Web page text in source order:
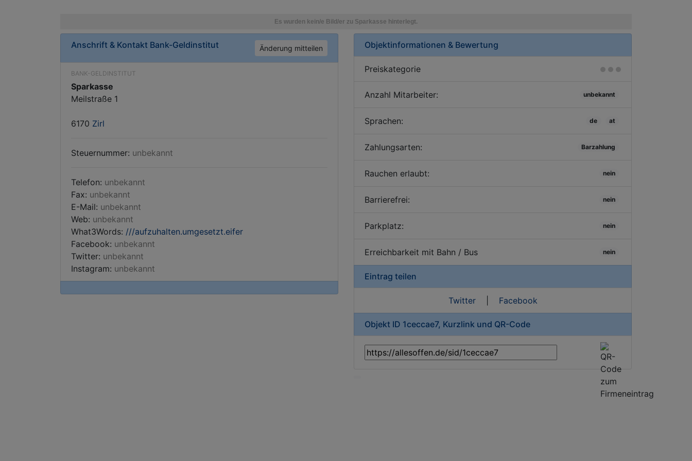
Anschrift & Kontakt Bank-Geldinstitut Änderung mitteilen
BANK-GELDINSTITUT
Sparkasse
Meilstraße 1
6170 Zirl
Steuernummer: unbekannt
Telefon: unbekannt
Fax: unbekannt
E-Mail: unbekannt
Web: unbekannt
What3Words: ///aufzuhalten.umgesetzt.eifer
Facebook: unbekannt
Twitter: unbekannt
Instagram: unbekannt
Objektinformationen & Bewertung
Preiskategorie
Anzahl Mitarbeiter: unbekannt
Sprachen: de at
Zahlungsarten: Barzahlung
Rauchen erlaubt: nein
Barrierefrei: nein
Parkplatz: nein
Erreichbarkeit mit Bahn / Bus nein
Eintrag teilen
Twitter| Facebook
Objekt ID 1ceccae7, Kurzlink und QR-Code